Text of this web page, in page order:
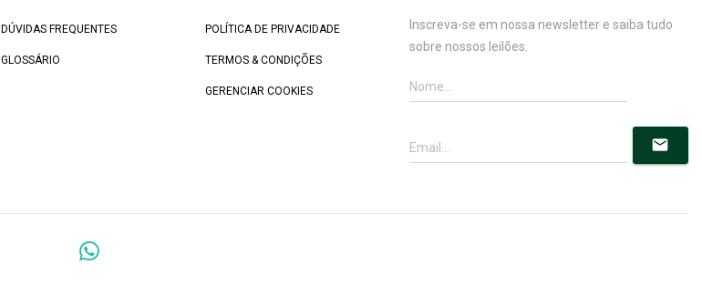
DÚVIDAS FREQUENTES
GLOSSÁRIO
POLÍTICA DE PRIVACIDADE
TERMOS & CONDIÇÕES
GERENCIAR COOKIES
Inscreva-se em nossa newsletter e saiba tudo
sobre nossos leilões.
mail